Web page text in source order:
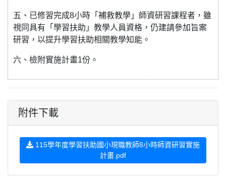
五、已修習完成8小時「補救教學」師資研習課程者，雖
視同具有「學習扶助」教學人員資格，仍建請參加旨案
研習，以提升學習扶助相關教學知能。
六、檢附實施計畫1份。
附件下載
115學年度學習扶助國小現職教師8小時師資研習實施
計畫.pdf